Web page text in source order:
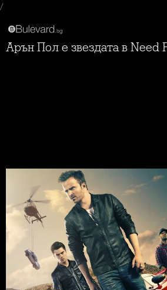
/
Арън Пол е звездата в Need